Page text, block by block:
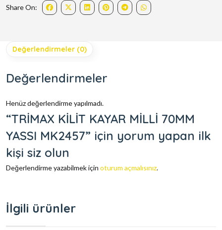
Share On:
Değerlendirmeler (0)
Değerlendirmeler
Henüz değerlendirme yapılmadı.
“TRİMAX KİLİT KAYAR MİLLİ 70MM
YASSI MK2457” için yorum yapan ilk
kişi siz olun
Değerlendirme yazabilmek için oturum açmalısınız.
İlgili ürünler